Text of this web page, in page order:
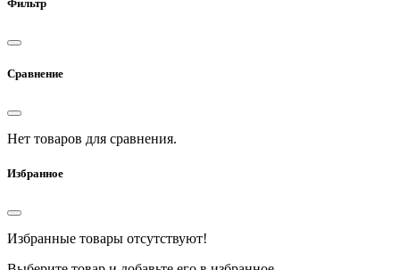
Фильтр
Сравнение
Нет товаров для сравнения.
Избранное
Избранные товары отсутствуют!